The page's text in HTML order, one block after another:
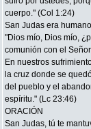
cuerpo." (Col 1:24)
San Judas era
"Dios mío, Dios mío,
comunión con el
En nuestros
la cruz donde se
del pueblo y el
espíritu." (Lc 23:46)
ORACIÓN
San Judas, tú te